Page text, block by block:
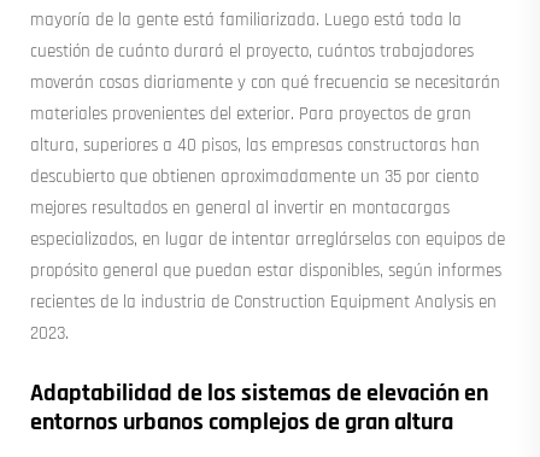
mayoría de la gente está familiarizada. Luego está toda la
cuestión de cuánto durará el proyecto, cuántos trabajadores
moverán cosas diariamente y con qué frecuencia se necesitarán
materiales provenientes del exterior. Para proyectos de gran
altura, superiores a 40 pisos, las empresas constructoras han
descubierto que obtienen aproximadamente un 35 por ciento
mejores resultados en general al invertir en montacargas
especializados, en lugar de intentar arreglárselas con equipos de
propósito general que puedan estar disponibles, según informes
recientes de la industria de Construction Equipment Analysis en
2023.
Adaptabilidad de los sistemas de elevación en
entornos urbanos complejos de gran altura